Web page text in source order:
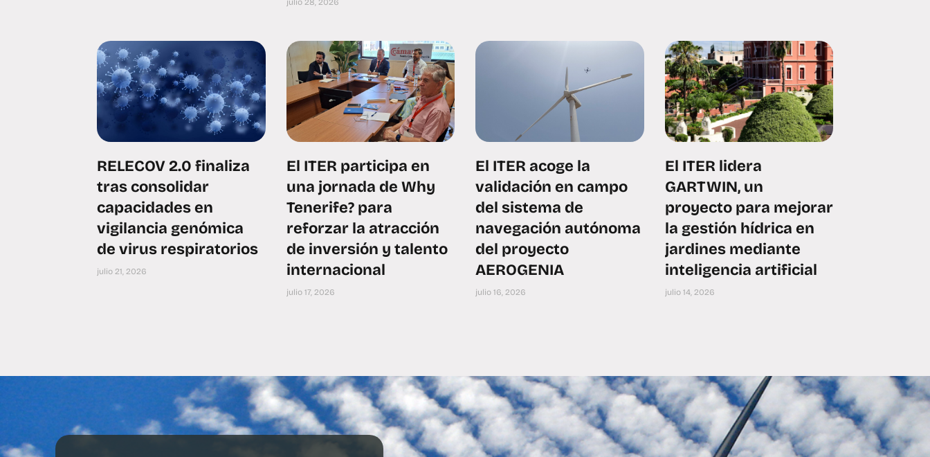
RELECOV 2.0 finaliza
tras consolidar
capacidades en
vigilancia genómica
de virus respiratorios
julio 21, 2026
El ITER participa en
una jornada de Why
Tenerife? para
reforzar la atracción
de inversión y talento
internacional
julio 17, 2026
El ITER acoge la
validación en campo
del sistema de
navegación autónoma
del proyecto
AEROGENIA
julio 16, 2026
El ITER lidera
GARTWIN, un
proyecto para mejorar
la gestión hídrica en
jardines mediante
inteligencia artificial
julio 14, 2026